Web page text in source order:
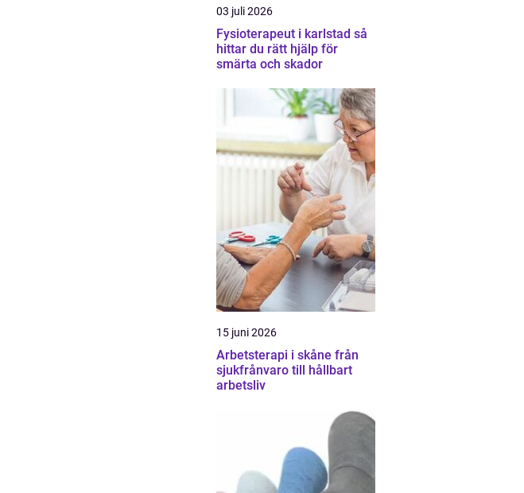
03 juli 2026
Fysioterapeut i karlstad så
hittar du rätt hjälp för
smärta och skador
15 juni 2026
Arbetsterapi i skåne från
sjukfrånvaro till hållbart
arbetsliv